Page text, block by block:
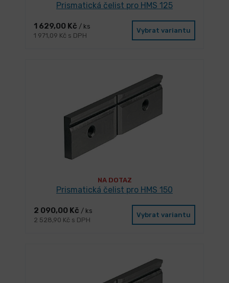
Prismatická čelist pro HMS 125
1 629,00 Kč / ks
1 971,09 Kč s DPH
Vybrat variantu
NA DOTAZ
Prismatická čelist pro HMS 150
2 090,00 Kč / ks
2 528,90 Kč s DPH
Vybrat variantu